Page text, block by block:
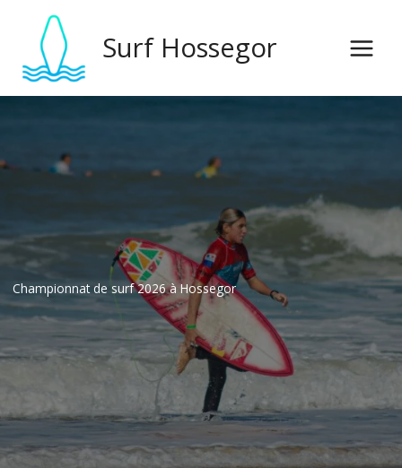
contenido
Surf Hossegor
Championnat de surf 2026 à Hossegor